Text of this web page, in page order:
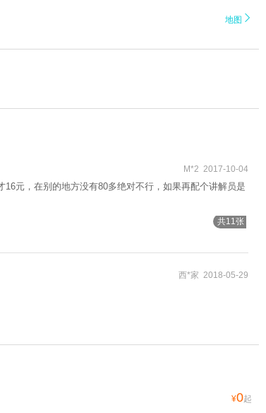
地图 
M*2 2017-10-04
元，在别的地方没有80多绝对不行，如果再配个讲解员是
共11张
西*家 2018-05-29
¥0起